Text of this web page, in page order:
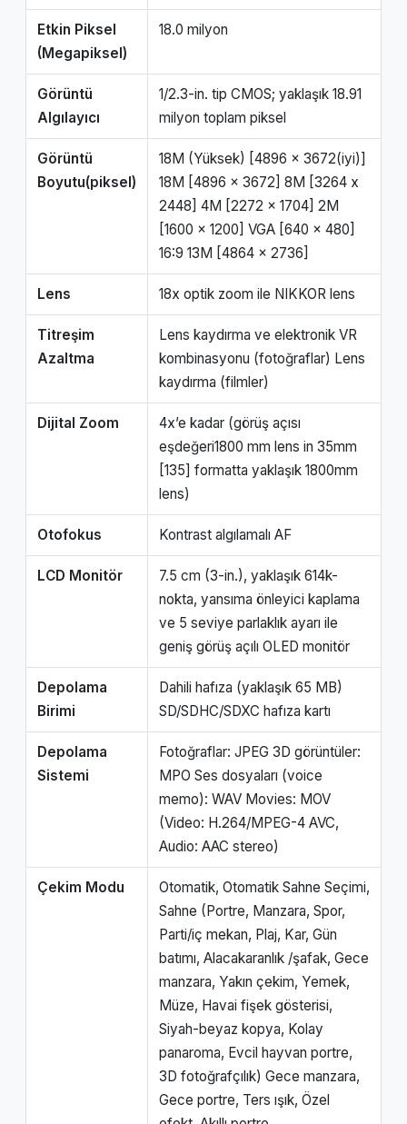
Etkin Piksel
(Megapiksel)
18.0 milyon
Görüntü
Algılayıcı
1/2.3-in. tip CMOS; yaklaşık 18.91
milyon toplam piksel
Görüntü
Boyutu(piksel)
18M (Yüksek) [4896 x 3672(iyi)]
18M [4896 x 3672] 8M [3264 x
2448] 4M [2272 x 1704] 2M
[1600 x 1200] VGA [640 x 480]
16:9 13M [4864 x 2736]
Lens 18x optik zoom ile NIKKOR lens
Titreşim
Azaltma
Lens kaydırma ve elektronik VR
kombinasyonu (fotoğraflar) Lens
kaydırma (filmler)
Dijital Zoom
4x’e kadar (görüş açısı
eşdeğeri1800 mm lens in 35mm
[135] formatta yaklaşık 1800mm
lens)
Otofokus Kontrast algılamalı AF
LCD Monitör
7.5 cm (3-in.), yaklaşık 614k-
nokta, yansıma önleyici kaplama
ve 5 seviye parlaklık ayarı ile
geniş görüş açılı OLED monitör
Depolama
Birimi
Dahili hafıza (yaklaşık 65 MB)
SD/SDHC/SDXC hafıza kartı
Depolama
Sistemi
Fotoğraflar: JPEG 3D görüntüler:
MPO Ses dosyaları (voice
memo): WAV Movies: MOV
(Video: H.264/MPEG-4 AVC,
Audio: AAC stereo)
Çekim Modu
Otomatik, Otomatik Sahne Seçimi,
Sahne (Portre, Manzara, Spor,
Parti/iç mekan, Plaj, Kar, Gün
batımı, Alacakaranlık /şafak, Gece
manzara, Yakın çekim, Yemek,
Müze, Havai fişek gösterisi,
Siyah-beyaz kopya, Kolay
panaroma, Evcil hayvan portre,
3D fotoğrafçılık) Gece manzara,
Gece portre, Ters ışık, Özel